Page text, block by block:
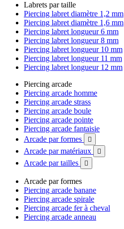
Labrets par taille
Piercing labret diamètre 1,2 mm
Piercing labret diamètre 1,6 mm
Piercing labret longueur 6 mm
Piercing labret longueur 8 mm
Piercing labret longueur 10 mm
Piercing labret longueur 11 mm
Piercing labret longueur 12 mm
Piercing arcade
Piercing arcade homme
Piercing arcade strass
Piercing arcade boule
Piercing arcade pointe
Piercing arcade fantaisie
Arcade par formes

Arcade par matériaux 
Arcade par tailles 
Arcade par formes
Piercing arcade banane
Piercing arcade spirale
Piercing arcade fer à cheval
Piercing arcade anneau